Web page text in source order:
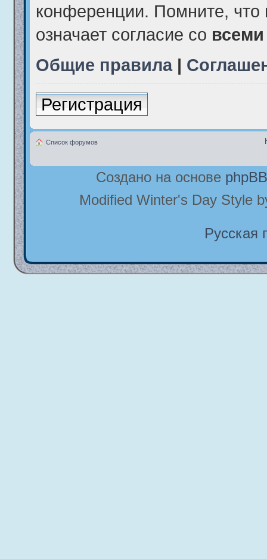
конференции. Помните,
означает согласие со всеми
Общие правила|
Регистрация
Список форумов
Создано на основе phpBB
Modified Winter's Day Style
Русская